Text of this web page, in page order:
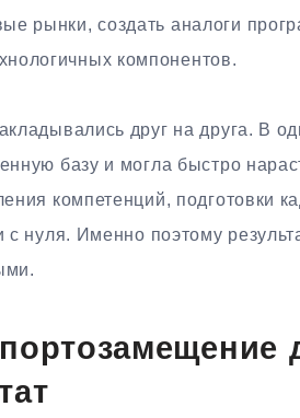
рынки, создать аналоги
компонентов.
друг на друга. В
базу и могла быстро
компетенций, подготовки
с нуля. Именно поэтому